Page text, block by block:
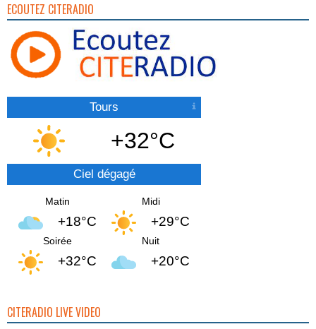
ECOUTEZ CITERADIO
Tours
+32°C
Ciel dégagé
Matin
+18°C
Midi
+29°C
Soirée
+32°C
Nuit
+20°C
CITERADIO LIVE VIDEO